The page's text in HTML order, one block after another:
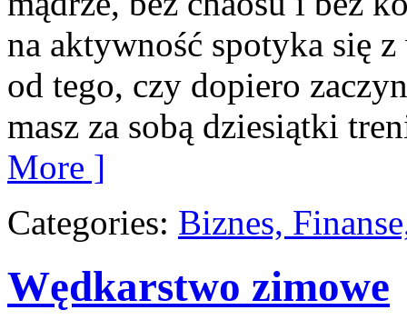
na aktywność spotyka się
od tego, czy dopiero
masz za sobą dziesiątki
More ]
Categories: Biznes,
Wędkarstwo zimowe